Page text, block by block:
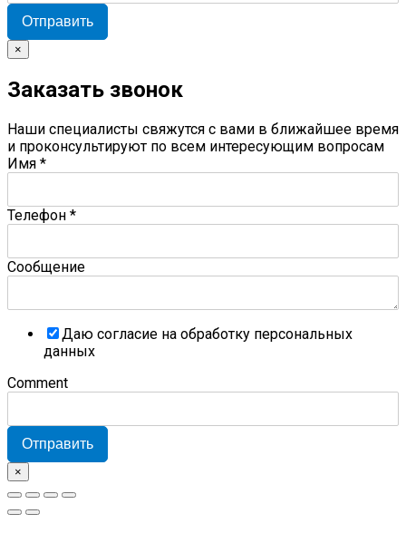
Отправить
×
Заказать звонок
Наши специалисты свяжутся с вами в ближайшее время
и проконсультируют по всем интересующим вопросам
Имя *
Телефон *
Сообщение
Даю согласие на обработку персональных
данных
Comment
Отправить
×